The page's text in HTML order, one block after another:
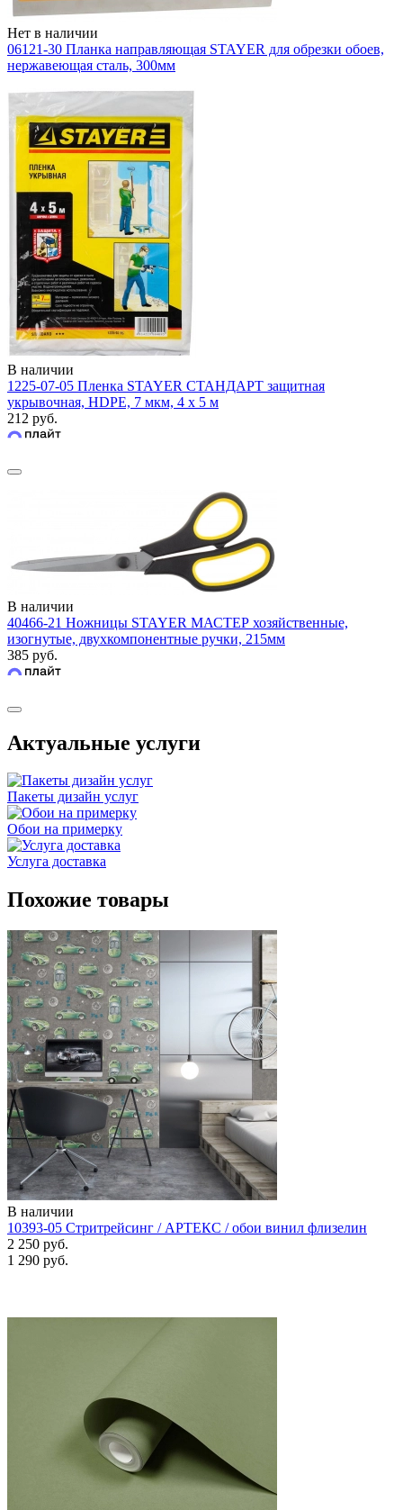
Нет в наличии
06121-30 Планка направляющая STAYER для обрезки обоев,
нержавеющая сталь, 300мм
В наличии
1225-07-05 Пленка STAYER СТАНДАРТ защитная
укрывочная, HDPE, 7 мкм, 4 х 5 м
212 руб.
В наличии
40466-21 Ножницы STAYER МАСТЕР хозяйственные,
изогнутые, двухкомпонентные ручки, 215мм
385 руб.
Актуальные услуги
Пакеты дизайн услуг
Обои на примерку
Услуга доставка
Похожие товары
В наличии
10393-05 Стритрейсинг / АРТЕКС / обои винил флизелин
2 250 руб.
1 290 руб.